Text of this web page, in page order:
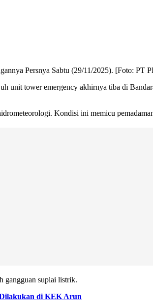
Persnya Sabtu (29/11/2025). [Foto: PT
unit tower emergency akhirnya tiba di
Kondisi ini memicu
gangguan suplai listrik.
di KEK Arun